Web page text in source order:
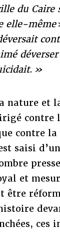
du Caire
elle-même
. »
nature et
contre
contre la
saisi
et
être
ces